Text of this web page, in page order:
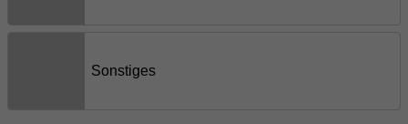
376-293 City Road, Suite 600